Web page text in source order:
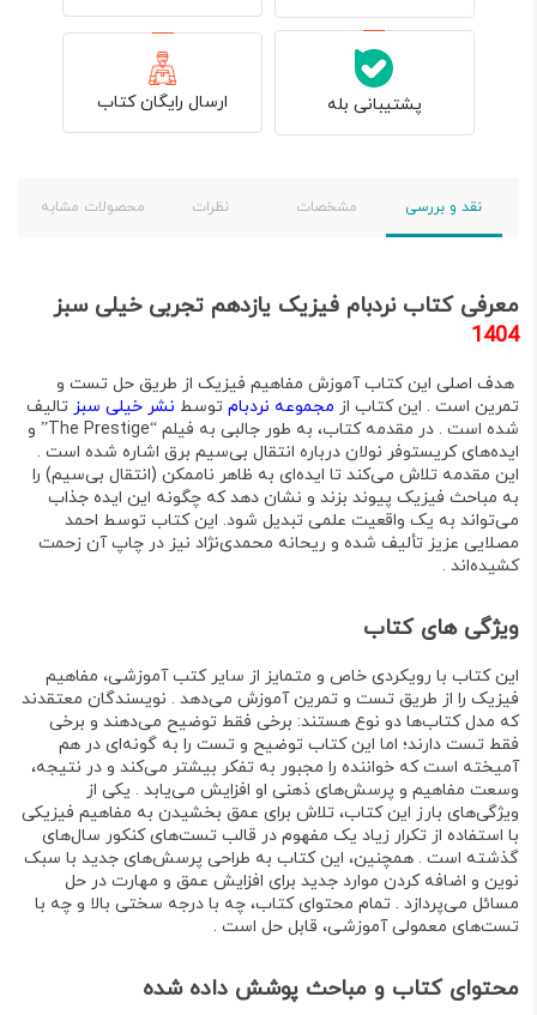
پشتیبانی بله ارسال رایگان کتاب
نقد و بررسی مشخصات نظرات محصولات مشابه
معرفی کتاب نردبام فیزیک یازدهم تجربی خیلی سبز
1404
هدف اصلی این کتاب آموزش مفاهیم فیزیک از طریق حل تست و
تمرین است . این کتاب از مجموعه نردبام توسط نشر خیلی سبز تالیف
شده است . در مقدمه کتاب، به طور جالبی به فیلم “The Prestige” و
ایده‌هایکریستوفر نولان درباره انتقال بی‌سیم برق اشاره شده است .
این مقدمه تلاش می‌کند تا ایده‌ای به ظاهر ناممکن (انتقال بی‌سیم) را
به مباحث فیزیک پیوند بزند و نشان دهد که چگونه این ایده جذاب
می‌تواند به یک واقعیت علمی تبدیل شود. این کتاب توسط احمد
مصلایی عزیز تألیف شده و ریحانه محمدی‌نژاد نیز در چاپ آن زحمت
کشیده‌اند .
ویژگی های کتاب
این کتاب با رویکردی خاص و متمایز از سایر کتب آموزشی، مفاهیم
فیزیک را از طریق تست و تمرین آموزش می‌دهد . نویسندگان معتقدند
که مدل کتاب‌ها دو نوع هستند: برخی فقط توضیح می‌دهند و برخی
فقط تست دارند؛ اما این کتاب توضیح و تست را به گونه‌ای در هم
آمیخته استکه خواننده را مجبور به تفکر بیشتر می‌کند و در نتیجه،
وسعت مفاهیم و پرسش‌های ذهنی او افزایش می‌یابد . یکی از
ویژگی‌های بارز این کتاب، تلاش برای عمق بخشیدن به مفاهیم فیزیکی
با استفاده از تکرار زیاد یک مفهوم در قالب تست‌های کنکور سال‌های
گذشته است . همچنین، این کتاب به طراحی پرسش‌های جدید با سبک
نوین و اضافه کردن موارد جدید برای افزایش عمق و مهارت در حل
مسائل می‌پردازد . تمام محتوای کتاب، چه با درجه سختی بالا و چه با
تست‌های معمولی آموزشی، قابل حل است .
محتوای کتاب و مباحث پوشش داده شده